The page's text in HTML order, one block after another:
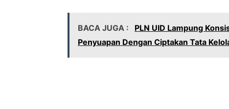
BACA JUGA :
PLN UID Lampung
Penyuapan Dengan Ciptakan Tata